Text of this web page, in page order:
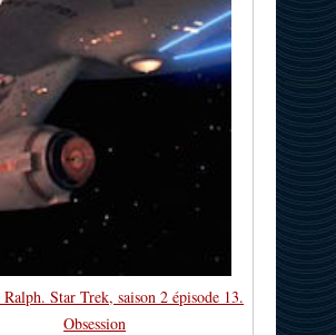
Ralph. Star Trek, saison 2 épisode 13.
Obsession